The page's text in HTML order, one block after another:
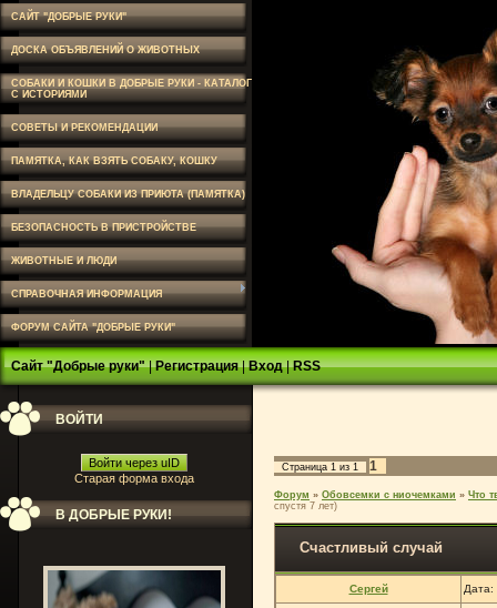
САЙТ "ДОБРЫЕ РУКИ"
ДОСКА ОБЪЯВЛЕНИЙ О ЖИВОТНЫХ
СОБАКИ И КОШКИ В ДОБРЫЕ РУКИ - КАТАЛОГ
С ИСТОРИЯМИ
СОВЕТЫ И РЕКОМЕНДАЦИИ
ПАМЯТКА, КАК ВЗЯТЬ СОБАКУ, КОШКУ
ВЛАДЕЛЬЦУ СОБАКИ ИЗ ПРИЮТА (ПАМЯТКА)
БЕЗОПАСНОСТЬ В ПРИСТРОЙСТВЕ
ЖИВОТНЫЕ И ЛЮДИ
СПРАВОЧНАЯ ИНФОРМАЦИЯ
ФОРУМ САЙТА "ДОБРЫЕ РУКИ"
Сайт "Добрые руки"|Регистрация|Вход|RSS
ВОЙТИ
Войти через uID
Старая форма входа
В ДОБРЫЕ РУКИ!
Страница 1 из 1 1
Форум » Обовсемки с ниочемками » Что
спустя 7 лет)
Счастливый случай
Сергей Дата: